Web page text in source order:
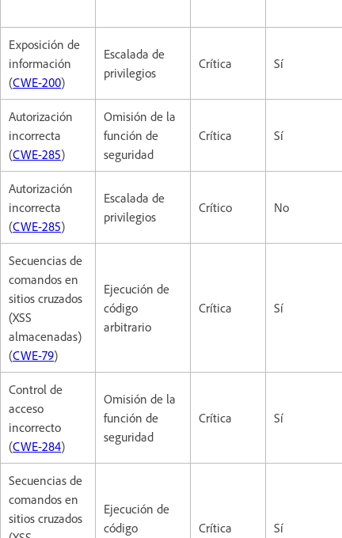
Exposición de
información
(CWE-200)
Escalada de
privilegios
Crítica Sí
Autorización
incorrecta
(CWE-285)
Omisión de la
función de
seguridad
Crítica Sí
Autorización
incorrecta
(CWE-285)
Escalada de
privilegios
Crítico No
Secuencias de
comandos en
sitios cruzados
(XSS
almacenadas)
(CWE-79)
Ejecución de
código
arbitrario
Crítica Sí
Control de
acceso
incorrecto
(CWE-284)
Omisión de la
función de
seguridad
Crítica Sí
Secuencias de
comandos en
sitios cruzados
Ejecución de
código
Crítica Sí